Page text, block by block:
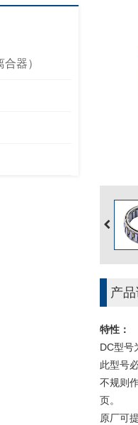
器）
产
特性：
DC型号
此型号
不规则
页。
原厂可